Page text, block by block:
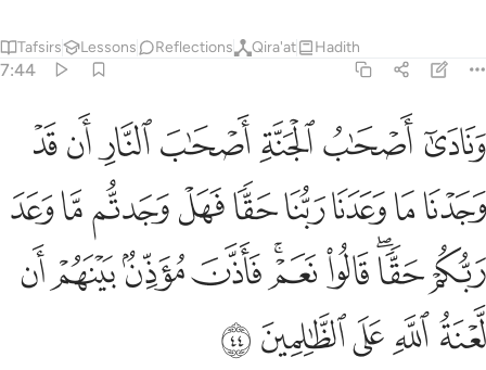
Tafsirs Lessons Reflections Qira'at Hadith
7:44
ونادى اصحاب الجنة اصحاب النار ان قد وجدنا ما وعدنا ربنا حقا فهل
وَنَادَىٰٓ أَصْحَـٰبُ ٱلْجَنَّةِ أَصْحَـٰبَ ٱلنَّارِ أَن قَدْ وَجَدْنَا مَا
ﱁﱂﱃﱄﱅﱆﱇ
ﱈﱉﱊﱋﱌﱍﱎﱏﱐ
ﱑﱒﱓﱔﱕﱖﱗﱘﱙﱚ
ﱛﱜﱝﱞﱟ